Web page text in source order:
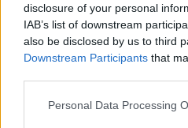
disclosure of your personal
IAB’s list of downstream
also be disclosed by us to third
Downstream Participants that
Personal Data Processing
Het crèmekleurige vest dat bij
een doordachte keuze. De
warme koperkleuren volledig
ontspannen silhouet de
pixiecut weerspiegelt. Een